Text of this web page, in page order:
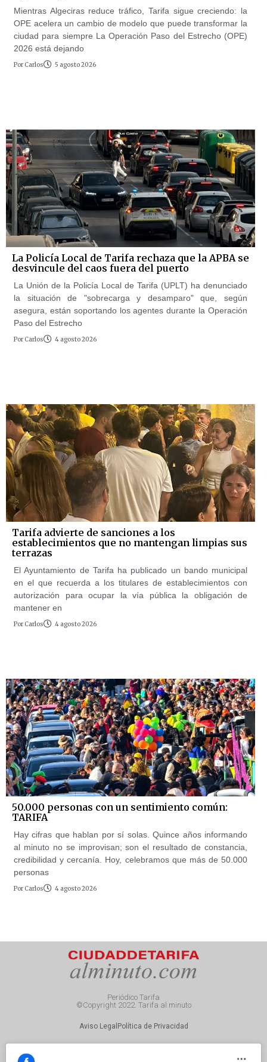
Mientras Algeciras reduce tráfico, Tarifa sigue creciendo: la
OPE acelera un cambio de modelo que puede transformar la
ciudad para siempre La Operación Paso del Estrecho (OPE)
2026 está dejando
Por Carlos 5 agosto 2026
La Policía Local de Tarifa rechaza que la APBA se
desvincule del caos fuera del puerto
La Unión de la Policía Local de Tarifa (UPLT) ha denunciado
la situación de "sobrecarga y desamparo" que, según
asegura, están soportando los agentes durante la Operación
Paso del Estrecho
Por Carlos 4 agosto 2026
Tarifa advierte de sanciones a los
establecimientos que no mantengan limpias sus
terrazas
El Ayuntamiento de Tarifa ha publicado un bando municipal
en el que recuerda a los titulares de establecimientos con
autorización para ocupar la vía pública la obligación de
mantener en
Por Carlos 4 agosto 2026
50.000 personas con un sentimiento común:
TARIFA
Hay cifras que hablan por sí solas. Quince años informando
al minuto no se improvisan; son el resultado de constancia,
credibilidad y cercanía. Hoy, celebramos que más de 50.000
personas
Por Carlos 4 agosto 2026
Periódico Tarifa
©Copyright 2022. Tarifa al minuto
Aviso Legal Política de Privacidad